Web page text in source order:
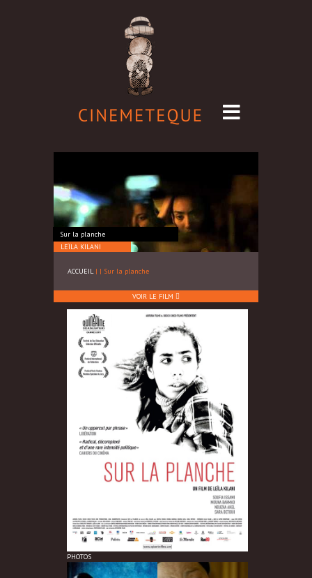
Sur la planche
LEÏLA KILANI
ACCUEIL | | Sur la planche
VOIR LE FILM
PHOTOS